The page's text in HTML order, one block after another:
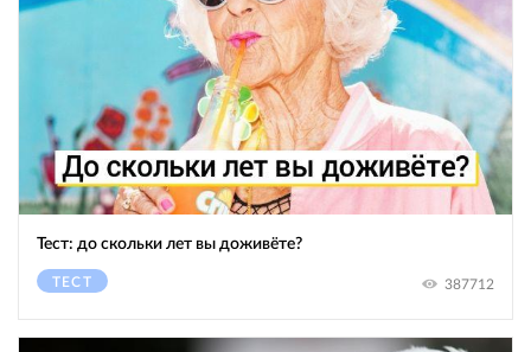
Тест: до скольки лет вы доживёте?
ТЕСТ 387712